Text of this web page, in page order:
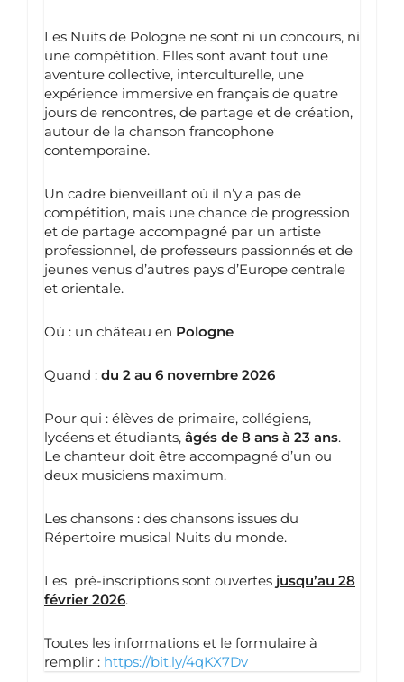
Les Nuits de Pologne ne sont ni un concours, ni
une compétition. Elles sont avant tout une
aventure collective, interculturelle, une
expérience immersive en français de quatre
jours de rencontres, de partage et de création,
autour de la chanson francophone
contemporaine.
Un cadre bienveillant où il n’y a pas de
compétition, mais une chance de progression
et de partage accompagné par un artiste
professionnel, de professeurs passionnés et de
jeunes venus d’autres pays d’Europe centrale
et orientale.
Où : un château en Pologne
Quand : du 2 au 6 novembre 2026
Pour qui : élèves de primaire, collégiens,
lycéens et étudiants, âgés de 8 ans à 23 ans.
Le chanteur doit être accompagné d’un ou
deux musiciens maximum.
Les chansons : des chansons issues du
Répertoire musical Nuits du monde.
Les pré-inscriptions sont ouvertes jusqu’au 28
février 2026.
Toutes les informations et le formulaire à
remplir : https://bit.ly/4qKX7Dv